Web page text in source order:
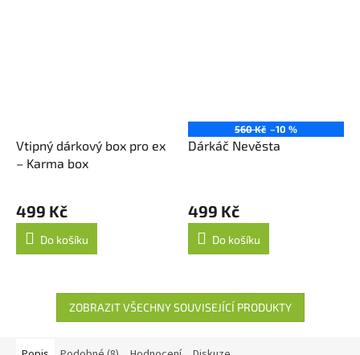
Vtipný dárkový box pro ex
– Karma box
499 Kč
Do košíku
560 Kč –10 %
Dárkáč Nevěsta
499 Kč
Do košíku
ZOBRAZIT VŠECHNY SOUVISEJÍCÍ PRODUKTY